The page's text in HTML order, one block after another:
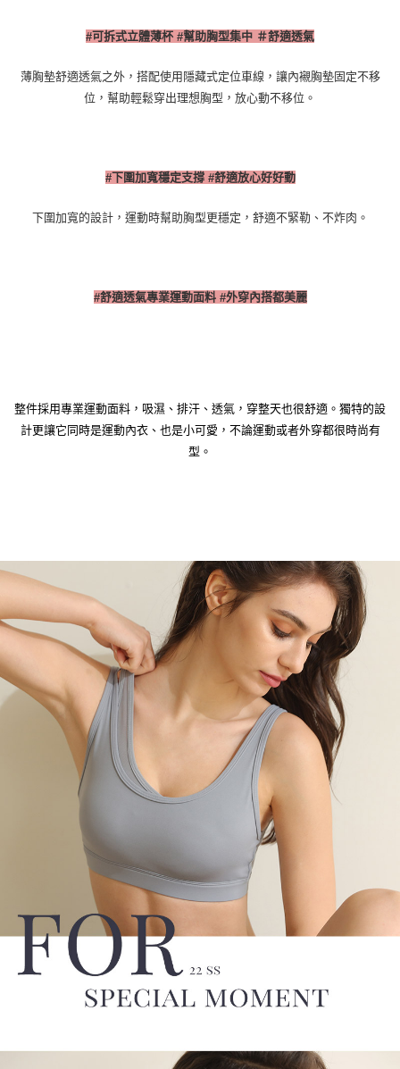
#可拆式立體薄杯 #幫助胸型集中 ＃舒適透氣
薄胸墊舒適透氣之外，搭配使用隱藏式定位車線，讓內襯胸墊固定不移
位，幫助輕鬆穿出理想胸型，放心動不移位。
#下圍加寬穩定支撐#舒適放心好好動
下圍加寬的設計，運動時幫助胸型更穩定，舒適不緊勒、不炸肉。
#舒適透氣專業運動面料#外穿內搭都美麗
整件採用專業運動面料，吸濕、排汗、透氣，穿整天也很舒適。獨特的設
計更讓它同時是運動內衣、也是小可愛，不論運動或者外穿都很時尚有
型。